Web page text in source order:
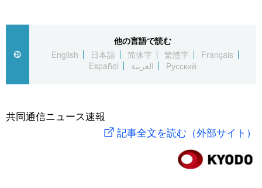
العربية
社会
旅と暮らし
社会
文化
科学・技術
暮らし
お知らせ
他の言語で読む
English
日本語 简体字 繁體字
Français
Español
العربية Русский
共同通信ニュース速報
記事全文を読む（外部サイト）